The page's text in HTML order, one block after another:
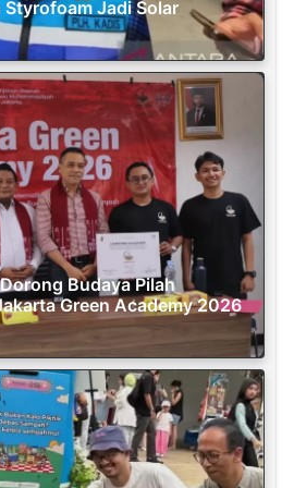
Jadi Solar
Budaya Pilah
Green Academy 2026